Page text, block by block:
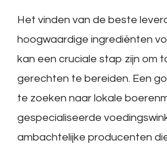
Het vinden van de beste
hoogwaardige ingrediënten
kan een cruciale stap zijn om
gerechten te bereiden. Een
te zoeken naar lokale
gespecialiseerde
ambachtelijke producenten